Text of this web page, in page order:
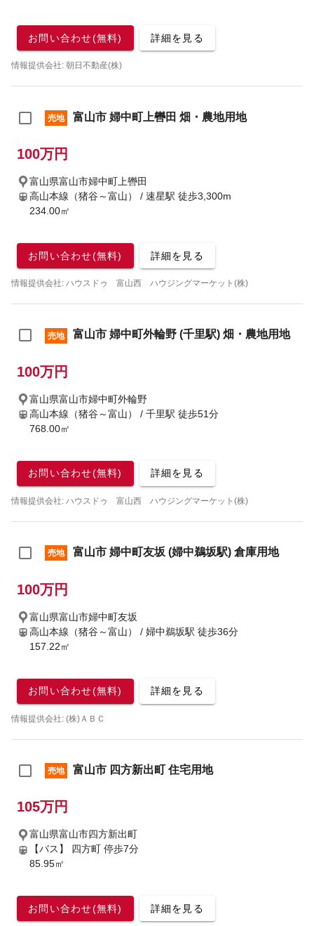
お問い合わせ(無料) 詳細を見る
情報提供会社: 朝日不動産(株)
売地 富山市 婦中町上轡田 畑・農地用地
100万円
富山県富山市婦中町上轡田
高山本線（猪谷～富山） / 速星駅 徒歩3,300m
234.00㎡
お問い合わせ(無料) 詳細を見る
情報提供会社: ハウスドゥ 富山西 ハウジングマーケット(株)
売地 富山市 婦中町外輪野 (千里駅) 畑・農地用地
100万円
富山県富山市婦中町外輪野
高山本線（猪谷～富山） / 千里駅 徒歩51分
768.00㎡
お問い合わせ(無料) 詳細を見る
情報提供会社: ハウスドゥ 富山西 ハウジングマーケット(株)
売地 富山市 婦中町友坂 (婦中鵜坂駅) 倉庫用地
100万円
富山県富山市婦中町友坂
高山本線（猪谷～富山） / 婦中鵜坂駅 徒歩36分
157.22㎡
お問い合わせ(無料) 詳細を見る
情報提供会社: (株)ＡＢＣ
売地 富山市 四方新出町 住宅用地
105万円
富山県富山市四方新出町
【バス】 四方町 停歩7分
85.95㎡
お問い合わせ(無料) 詳細を見る